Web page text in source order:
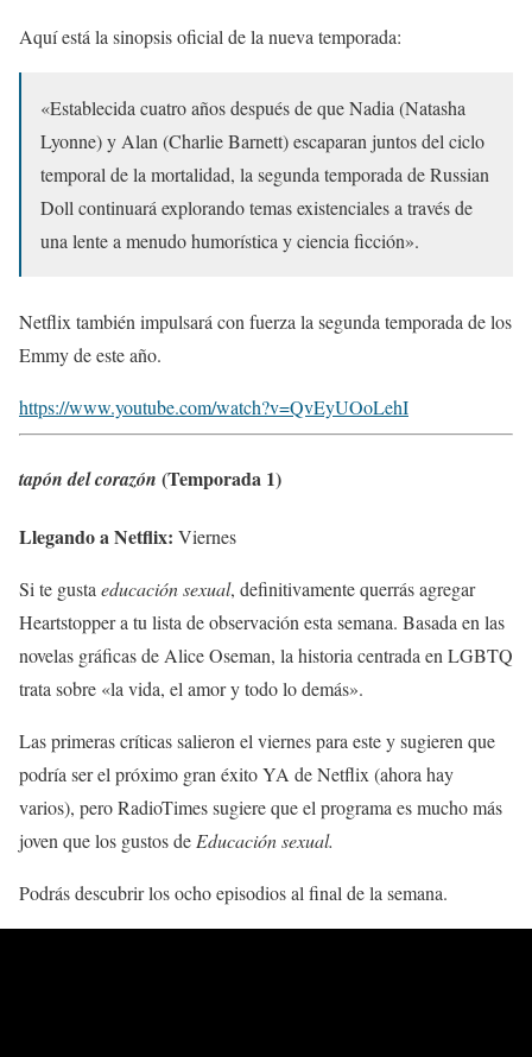
Aquí está la sinopsis oficial de la nueva temporada:
«Establecida cuatro años después de que Nadia (Natasha
Lyonne) y Alan (Charlie Barnett) escaparan juntos del ciclo
temporal de la mortalidad, la segunda temporada de Russian
Doll continuará explorando temas existenciales a través de
una lente a menudo humorística y ciencia ficción».
Netflix también impulsará con fuerza la segunda temporada de los
Emmy de este año.
https://www.youtube.com/watch?v=QvEyUOoLehI
tapón del corazón (Temporada 1)
Llegando a Netflix: Viernes
Si te gusta educación sexual, definitivamente querrás agregar
Heartstopper a tu lista de observación esta semana. Basada en las
novelas gráficas de Alice Oseman, la historia centrada en LGBTQ
trata sobre «la vida, el amor y todo lo demás».
Las primeras críticas salieron el viernes para este y sugieren que
podría ser el próximo gran éxito YA de Netflix (ahora hay
varios), pero RadioTimes sugiere que el programa es mucho más
joven que los gustos de Educación sexual.
Podrás descubrir los ocho episodios al final de la semana.